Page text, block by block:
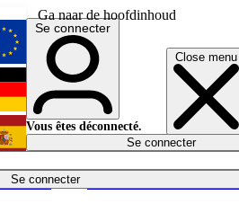
Ga naar de hoofdinhoud
Close menu
Se connecter
Économie
English
Deutsch
Español
Se connecter
Vous êtes déconnecté.
Se connecter